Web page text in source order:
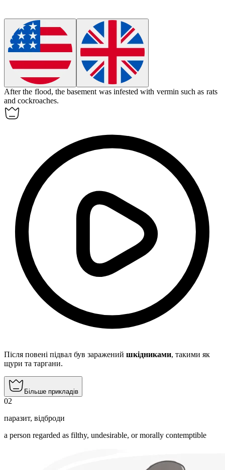
After the flood, the basement was infested with vermin such as rats
and cockroaches.
Після повені підвал був заражений шкідниками, такими як
щури та таргани.
Більше прикладів
02
паразит, відброди
a person regarded as filthy, undesirable, or morally contemptible